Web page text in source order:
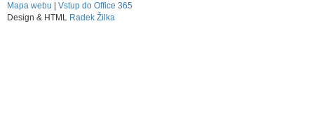
Mapa webu
Vstup do Office 365
Design & HTML Radek Žilka